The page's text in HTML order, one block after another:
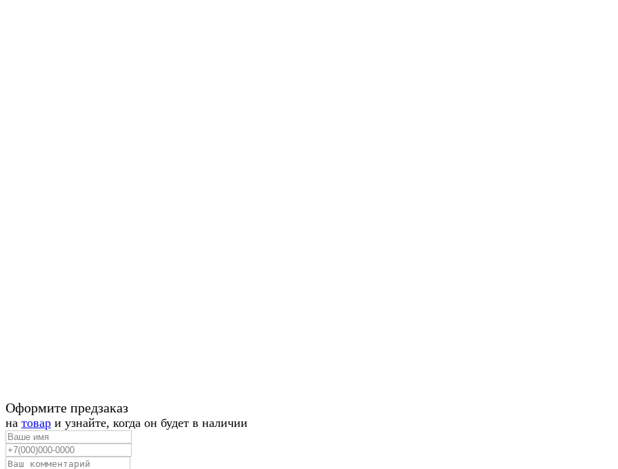
Оформите предзаказ
на товар и узнайте, когда он будет в наличии